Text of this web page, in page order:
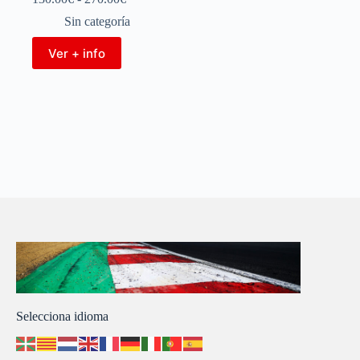
Sin categoría
Ver + info
Selecciona idioma